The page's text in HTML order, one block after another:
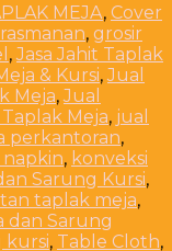
MEJA, Cover
, grosir
,Jasa Jahit Taplak
& Kursi,Jual
Meja,Jual
Meja, jual
perkantoran,
napkin, konveksi
Sarung Kursi,
taplak meja,
dan Sarung
kursi, Table Cloth,